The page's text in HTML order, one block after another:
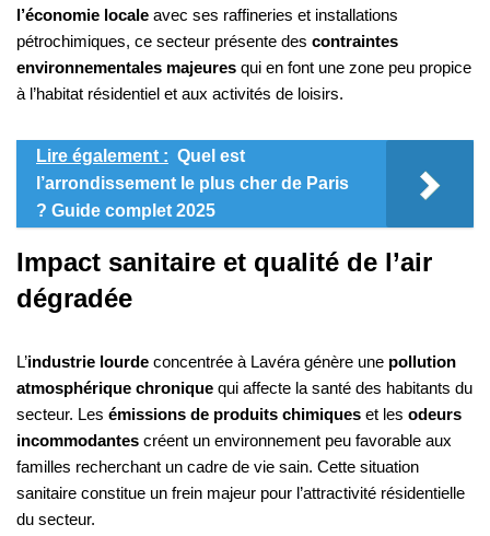
l’économie locale avec ses raffineries et installations
pétrochimiques, ce secteur présente des contraintes
environnementales majeures qui en font une zone peu propice
à l’habitat résidentiel et aux activités de loisirs.
Lire également : Quel est
l’arrondissement le plus cher de Paris
? Guide complet 2025
Impact sanitaire et qualité de l’air
dégradée
L’industrie lourde concentrée à Lavéra génère une pollution
atmosphérique chronique qui affecte la santé des habitants du
secteur. Les émissions de produits chimiques et les odeurs
incommodantes créent un environnement peu favorable aux
familles recherchant un cadre de vie sain. Cette situation
sanitaire constitue un frein majeur pour l’attractivité résidentielle
du secteur.